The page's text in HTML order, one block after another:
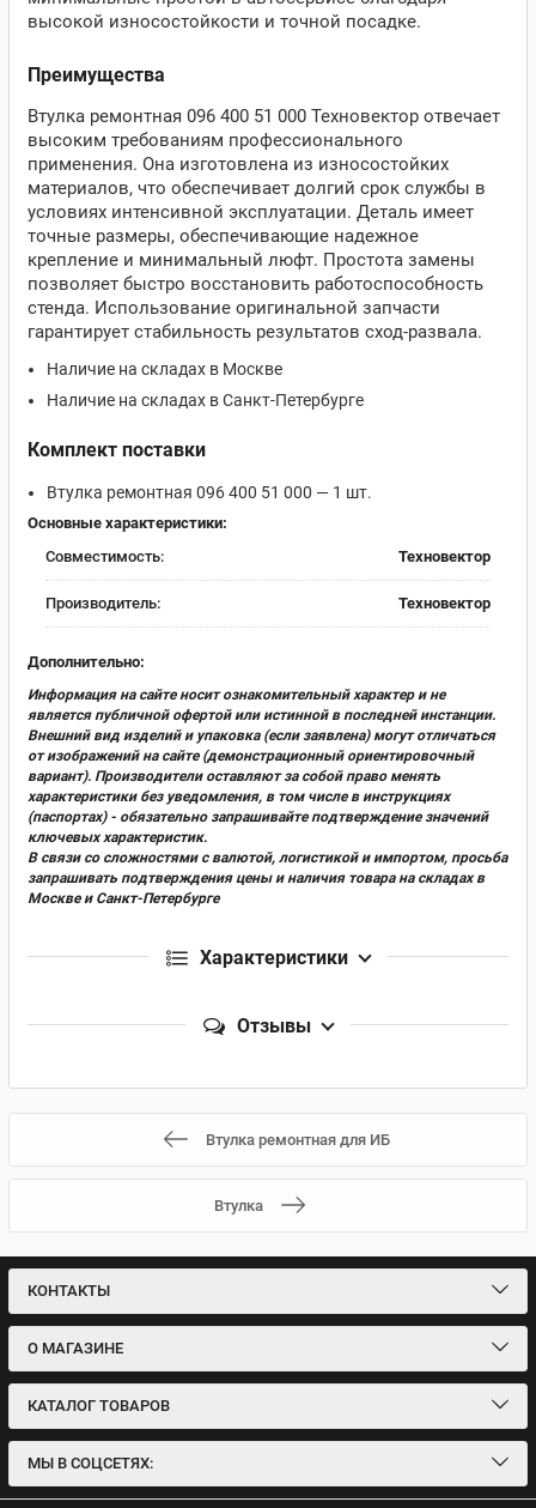
высокой износостойкости и точной посадке.
Преимущества
Втулка ремонтная 096 400 51 000 Техновектор отвечает
высоким требованиям профессионального
применения. Она изготовлена из износостойких
материалов, что обеспечивает долгий срок службы в
условиях интенсивной эксплуатации. Деталь имеет
точные размеры, обеспечивающие надежное
крепление и минимальный люфт. Простота замены
позволяет быстро восстановить работоспособность
стенда. Использование оригинальной запчасти
гарантирует стабильность результатов сход-развала.
Наличие на складах в Москве
Наличие на складах в Санкт-Петербурге
Комплект поставки
Втулка ремонтная 096 400 51 000 — 1 шт.
Основные характеристики:
Совместимость:
Техновектор
Производитель: Техновектор
Дополнительно:
Информация на сайте носит ознакомительный характер и не
является публичной офертой или истинной в последней инстанции.
Внешний вид изделий и упаковка (если заявлена) могут отличаться
от изображений на сайте (демонстрационный ориентировочный
вариант). Производители оставляют за собой право менять
характеристики без уведомления, в том числе в инструкциях
(паспортах) - обязательно запрашивайте подтверждение значений
ключевых характеристик.
В связи со сложностями с валютой, логистикой и импортом, просьба
запрашивать подтверждения цены и наличия товара на складах в
Москве и Санкт-Петербурге
Характеристики
Отзывы
Втулка ремонтная для ИБ
Втулка
КОНТАКТЫ
О МАГАЗИНЕ
КАТАЛОГ ТОВАРОВ
МЫ В СОЦСЕТЯХ: